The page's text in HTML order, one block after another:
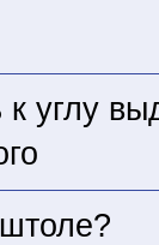
углу